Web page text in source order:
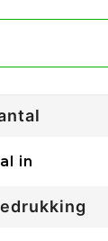
in